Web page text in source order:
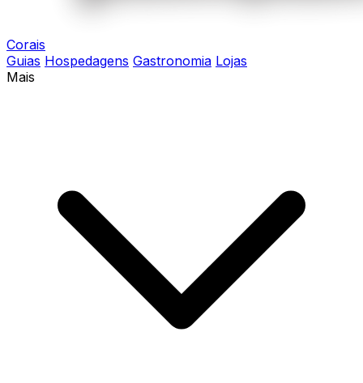
Corais
Guias Hospedagens Gastronomia Lojas
Mais